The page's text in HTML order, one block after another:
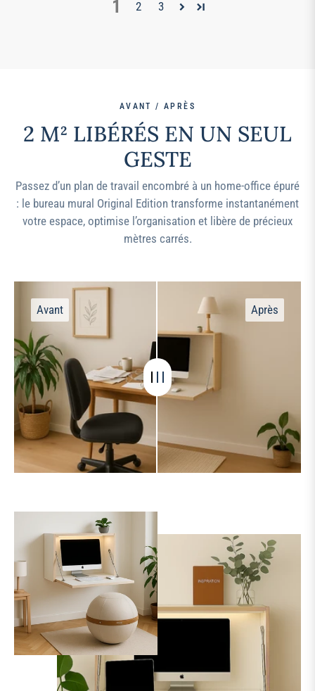
1 2 3
AVANT / APRÈS
2 M² LIBÉRÉS EN UN SEUL
GESTE
Passez d’un plan de travail encombré à un home-office épuré
: le bureau mural Original Edition transforme instantanément
votre espace, optimise l’organisation et libère de précieux
mètres carrés.